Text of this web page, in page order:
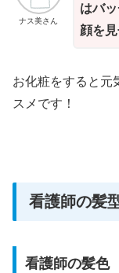
ナス美さん
はバ
顔を
お化粧をすると元
スメです！
看護師の髪
看護師の髪色